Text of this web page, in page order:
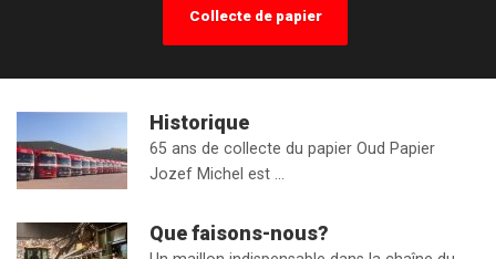
Collecte de papier
Historique
65 ans de collecte du papier Oud Papier
Jozef Michel est …
Que faisons-nous?